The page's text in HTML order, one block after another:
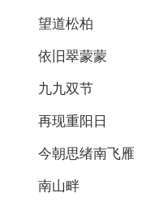
望道松柏
依旧翠蒙蒙
九九双节
再现重阳日
今朝思绪南飞雁
南山畔